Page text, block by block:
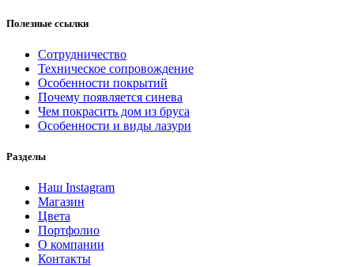
Полезные ссылки
Сотрудничество
Техническое сопровождение
Особенности покрытий
Почему появляется синева
Чем покрасить дом из бруса
Особенности и виды лазури
Разделы
Наш Instagram
Магазин
Цвета
Портфолио
О компании
Контакты